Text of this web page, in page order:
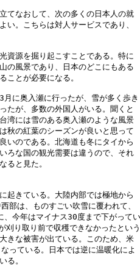
てなおして、次の多くの日本人の就
い。こちらは対人サービスであり、
資源を掘り起こすことである。特に
の風景であり、日本のどこにもある
ことが必要になる。
に奥入瀬に行ったが、雪が多く歩き
たが、多数の外国人がいる。聞くと
湾には雪のある奥入瀬のような風景
秋の紅葉のシーズンが良いと思って
いのである。北海道も冬にタイから
ろな国の観光需要は違うので、それ
ると見た。
起きている。大陸内部では極地から
部は、ものすごい吹雪に覆われて、
、今年はマイナス30度まで下がってい
刈り取り前で収穫できなかったとい
きな被害が出ている。このため、米
っている。日本では逆に温暖化によ
る。